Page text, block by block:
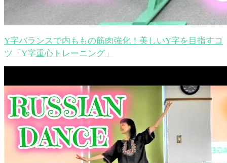
Y字バランスで内ももの筋肉強化！美しいY字を目指すコ
ツ「Y字重心トレーニング」